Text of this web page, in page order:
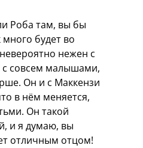
Роба там, вы бы
много будет во
нежен с
совсем малышами,
Он и с Маккензи
в нём меняется,
Он такой
и я думаю, вы
отличным отцом!